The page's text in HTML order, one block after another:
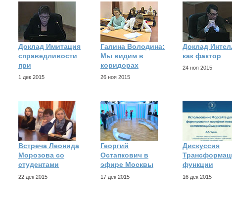
Доклад Имитация
справедливости
при
1 дек 2015
Галина Володина:
Мы видим в
коридорах
26 ноя 2015
Доклад
как фактор
24 ноя 2015
Встреча Леонида
Морозова со
студентами
22 дек 2015
Георгий
Остапкович в
эфире Москвы
17 дек 2015
Дискуссия
функции
16 дек 2015